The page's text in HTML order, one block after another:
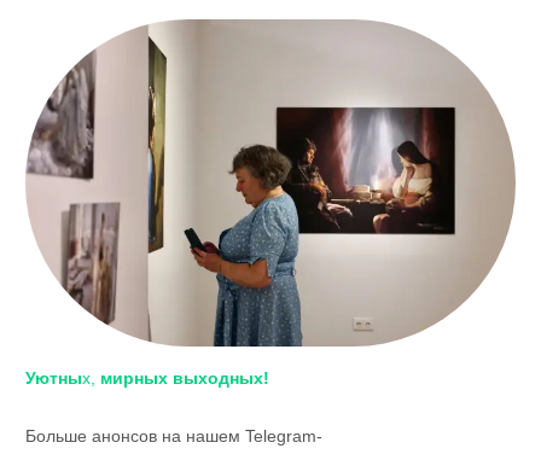
Уютных, мирных выходных!
Больше анонсов на нашем Telegram-